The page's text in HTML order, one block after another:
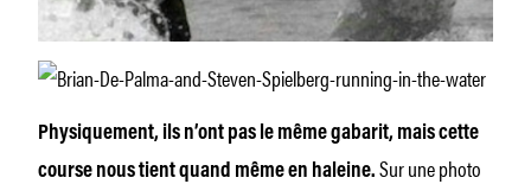
Physiquement, ils n’ont pas le même gabarit, mais cette
course nous tient quand même en haleine. Sur une photo